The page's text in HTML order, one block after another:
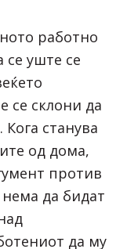
работно
се уште се
се склони да
станува
од дома,
против
нема да бидат
да му